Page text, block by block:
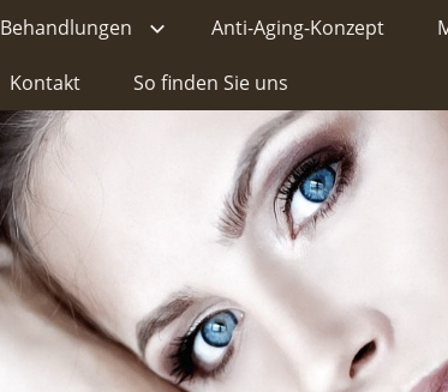
Behandlungen Anti-Aging-Konzept
Kontakt So finden Sie uns